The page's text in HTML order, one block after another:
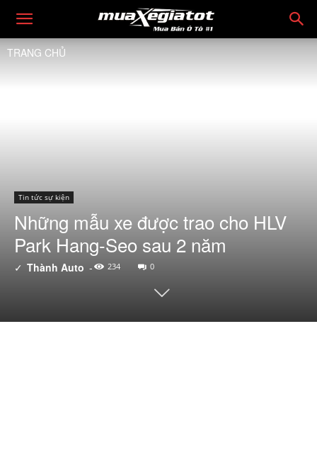
TRANG CHỦ
Tin tức sự kiện
Những mẫu xe được trao cho HLV
Park Hang-Seo sau 2 năm
✓ Thành Auto - 234 0